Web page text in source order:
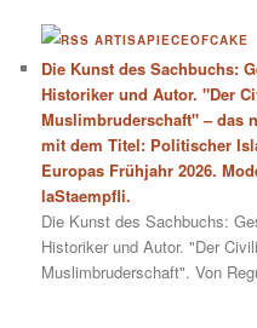
ARTISAPIECEOFCAKE
Die Kunst des Sachbuchs:
Historiker und Autor. "Der
Muslimbruderschaft" – das
mit dem Titel: Politischer
Europas Frühjahr 2026.
laStaempfli.
Die Kunst des Sachbuchs:
Historiker und Autor. "Der
Muslimbruderschaft". Von